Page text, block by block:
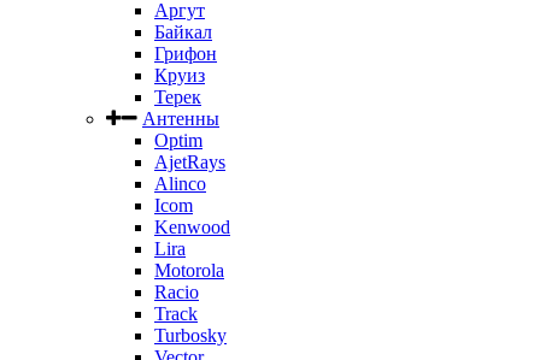
Аргут
Байкал
Грифон
Круиз
Терек
Антенны
Optim
AjetRays
Alinco
Icom
Kenwood
Lira
Motorola
Racio
Track
Turbosky